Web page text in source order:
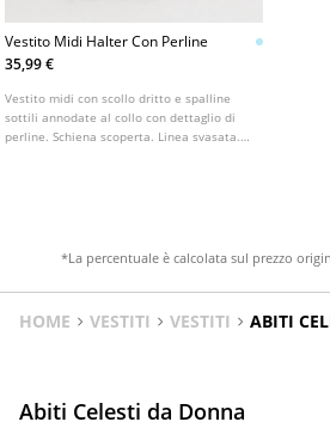
Vestito Midi Halter Con Perline
35,99 €
Vestito midi con scollo dritto e spalline
sottili annodate al collo con dettaglio di
perline. Schiena scoperta. Linea svasata.
*La percentuale è calcolata sul prezzo
HOME VESTITI VESTITI ABITI
Abiti Celesti da Donna